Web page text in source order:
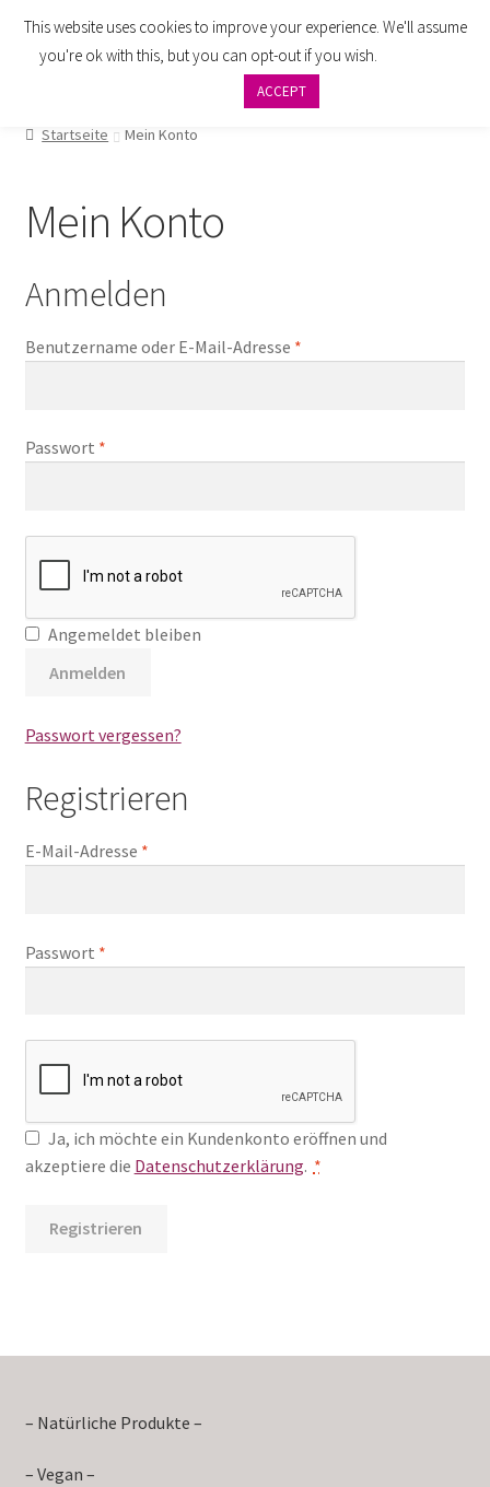
Zur
Navigation
Zum
Inhalt
Widerrufsbelehrung
Versand
Impressum
Kontakt
Startseite Mein Konto
Mein Konto
Anmelden
Benutzername oder E-Mail-Adresse *
Passwort *
Angemeldet bleiben
Anmelden
Passwort vergessen?
Registrieren
E-Mail-Adresse *
Passwort *
Ja, ich möchte ein Kundenkonto eröffnen und
akzeptiere die Datenschutzerklärung. *
Registrieren
– Natürliche Produkte –
– Vegan –
This website uses cookies to improve your experience. We'll assume
you're ok with this, but you can opt-out if you wish.
ACCEPT